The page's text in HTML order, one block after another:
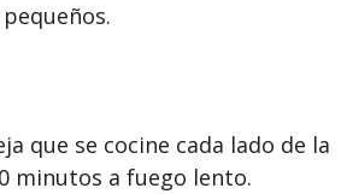
que se cocine cada lado de la
minutos a fuego lento.